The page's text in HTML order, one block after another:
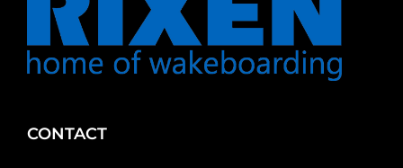
CONTACT